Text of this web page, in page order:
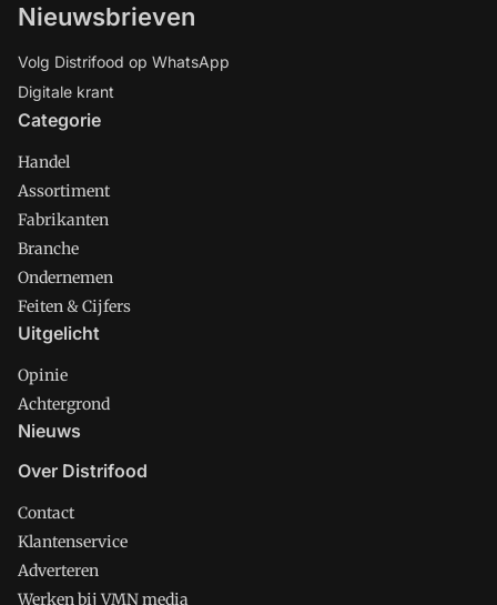
Nieuwsbrieven
Volg Distrifood op WhatsApp
Digitale krant
Categorie
Handel
Assortiment
Fabrikanten
Branche
Ondernemen
Feiten & Cijfers
Uitgelicht
Opinie
Achtergrond
Nieuws
Over Distrifood
Contact
Klantenservice
Adverteren
Werken bij VMN media